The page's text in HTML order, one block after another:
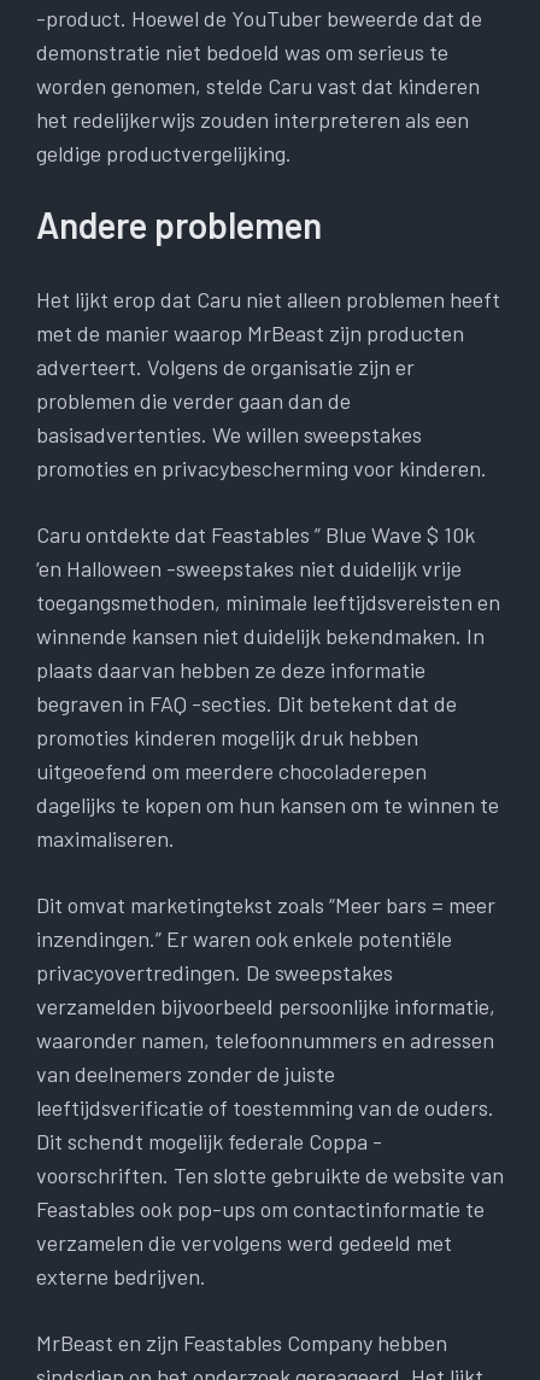
-product. Hoewel de YouTuber beweerde dat de
demonstratie niet bedoeld was om serieus te
worden genomen, stelde Caru vast dat kinderen
het redelijkerwijs zouden interpreteren als een
geldige productvergelijking.
Andere problemen
Het lijkt erop dat Caru niet alleen problemen heeft
met de manier waarop MrBeast zijn producten
adverteert. Volgens de organisatie zijn er
problemen die verder gaan dan de
basisadvertenties. We willen sweepstakes
promoties en privacybescherming voor kinderen.
Caru ontdekte dat Feastables ” Blue Wave $ 10k
‘en Halloween -sweepstakes niet duidelijk vrije
toegangsmethoden, minimale leeftijdsvereisten en
winnende kansen niet duidelijk bekendmaken. In
plaats daarvan hebben ze deze informatie
begraven in FAQ -secties. Dit betekent dat de
promoties kinderen mogelijk druk hebben
uitgeoefend om meerdere chocoladerepen
dagelijks te kopen om hun kansen om te winnen te
maximaliseren.
Dit omvat marketingtekst zoals “Meer bars = meer
inzendingen.” Er waren ook enkele potentiële
privacyovertredingen. De sweepstakes
verzamelden bijvoorbeeld persoonlijke informatie,
waaronder namen, telefoonnummers en adressen
van deelnemers zonder de juiste
leeftijdsverificatie of toestemming van de ouders.
Dit schendt mogelijk federale Coppa -
voorschriften. Ten slotte gebruikte de website van
Feastables ook pop-ups om contactinformatie te
verzamelen die vervolgens werd gedeeld met
externe bedrijven.
MrBeast en zijn Feastables Company hebben